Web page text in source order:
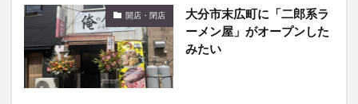
開店・閉店
大分市末広町に「二郎系ラ
ーメン屋」がオープンした
みたい